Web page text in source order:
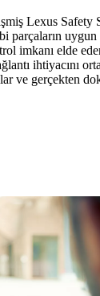
Lexus
parçaların
imkanı elde
ihtiyacını
ve gerçekten